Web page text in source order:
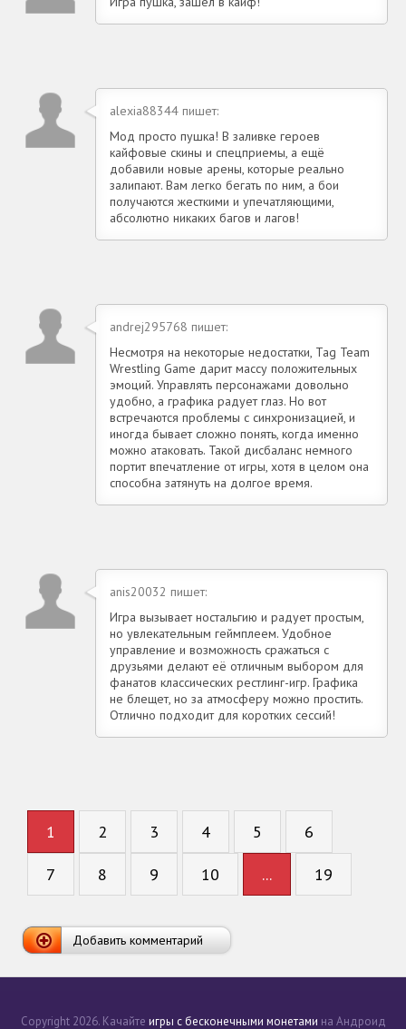
alexia88344 пишет:
Мод просто пушка! В заливке героев
кайфовые скины и спецприемы, а ещё
добавили новые арены, которые реально
залипают. Вам легко бегать по ним, а бои
получаются жесткими и упечатляющими,
абсолютно никаких багов и лагов!
andrej295768 пишет:
Несмотря на некоторые недостатки, Tag Team
Wrestling Game дарит массу положительных
эмоций. Управлять персонажами довольно
удобно, а графика радует глаз. Но вот
встречаются проблемы с синхронизацией, и
иногда бывает сложно понять, когда именно
можно атаковать. Такой дисбаланс немного
портит впечатление от игры, хотя в целом она
способна затянуть на долгое время.
anis20032 пишет:
Игра вызывает ностальгию и радует простым,
но увлекательным геймплеем. Удобное
управление и возможность сражаться с
друзьями делают её отличным выбором для
фанатов классических рестлинг-игр. Графика
не блещет, но за атмосферу можно простить.
Отлично подходит для коротких сессий!
1 2 3 4 5 6
7 8 9 10 ... 19
Добавить комментарий
Copyright 2026. Качайте игры с бесконечными монетами на Андроид